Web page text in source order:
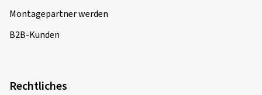
Montagepartner werden
B2B-Kunden
Rechtliches